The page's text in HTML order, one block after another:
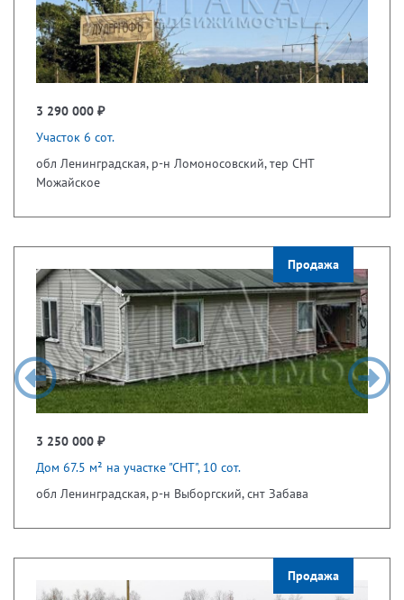
3 290 000 ₽
Участок 6 сот.
обл Ленинградская, р-н Ломоносовский, тер СНТ
Можайское
Продажа
3 250 000 ₽
Дом 67.5 м² на участке "СНТ", 10 сот.
обл Ленинградская, р-н Выборгский, снт Забава
Продажа